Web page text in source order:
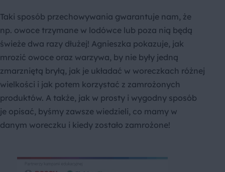
Taki sposób przechowywania gwarantuje nam, że
np. owoce trzymane w lodówce lub poza nią będą
świeże dwa razy dłużej! Agnieszka pokazuje, jak
mrozić owoce oraz warzywa, by nie były jedną
zmarzniętą bryłą, jak je układać w woreczkach różnej
wielkości i jak potem korzystać z zamrożonych
produktów. A także, jak w prosty i wygodny sposób
je opisać, byśmy zawsze wiedzieli, co mamy w
danym woreczku i kiedy zostało zamrożone!